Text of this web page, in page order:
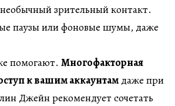
зрительный контакт.
паузы или фоновые шумы, даже
помогают. Многофакторная
к вашим аккаунтам даже при
Джейн рекомендует сочетать